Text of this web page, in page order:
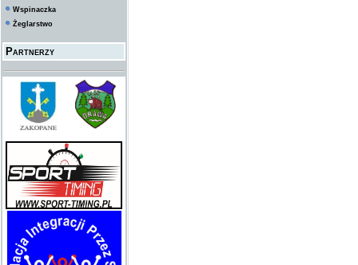
Wspinaczka
Żeglarstwo
Partnerzy